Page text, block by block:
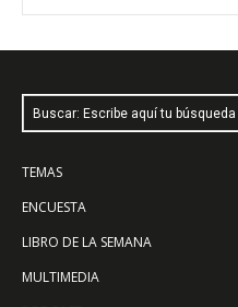
Buscar: Escribe aquí tu búsqueda
TEMAS
ENCUESTA
LIBRO DE LA SEMANA
MULTIMEDIA